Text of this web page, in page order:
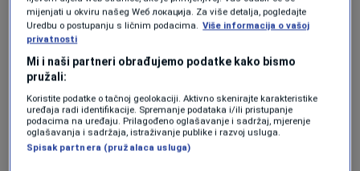
ODGOVOR KINI
"Zid drveća" dug 8.000 km "prepolovit" će
NAUKA|6. jul.|
PODVIG INŽENJERSTVA
Usred pustinje ledena struktura visine 33
metra i sa 7,5 miliona litara vode -
genijalno rješenje za sušu
SVIJET 0
mijenjati u okviru našeg Wеб локација. Za više detalja, pogledajte
Uredbu o postupanju s ličnim podacima. Više informacija o vašoj
privatnosti
Mi i naši partneri obrađujemo podatke kako bismo
pružali:
Koristite podatke o tačnoj geolokaciji. Aktivno skenirajte karakteristike
uređaja radi identifikacije. Spremanje podataka i/ili pristupanje
podacima na uređaju. Prilagođeno oglašavanje i sadržaj, mjerenje
oglašavanja i sadržaja, istraživanje publike i razvoj usluga.
Spisak partnera (pružalaca usluga)